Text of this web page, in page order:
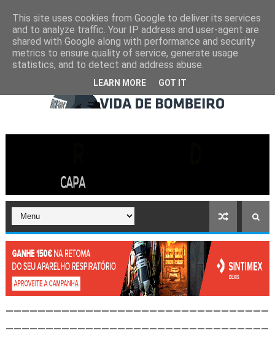
This site uses cookies from Google to deliver its services
and to analyze traffic. Your IP address and user-agent are
shared with Google along with performance and security
metrics to ensure quality of service, generate usage
statistics, and to detect and address abuse.
LEARN MORE GOT IT